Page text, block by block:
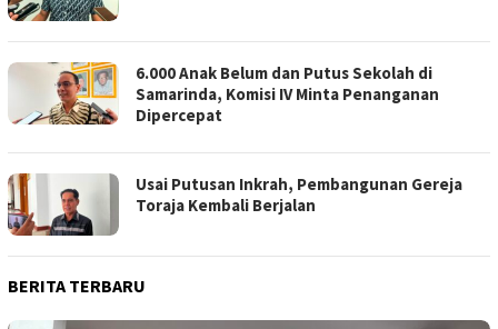
6.000 Anak Belum dan Putus Sekolah di
Samarinda, Komisi IV Minta Penanganan
Dipercepat
Usai Putusan Inkrah, Pembangunan Gereja
Toraja Kembali Berjalan
BERITA TERBARU